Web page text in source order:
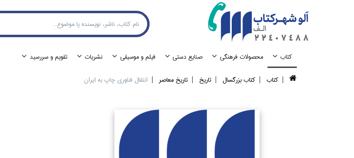
كتاب محصولات فرهنگي صنايع دستي فيلم و موسيقي نشريات
تقويم و سررسيد
كتاب
كتاب بزرگسال تاريخ تاريخ معاصر انتقال فناوري چاپ به ايران